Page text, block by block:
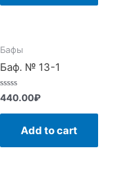
Бафы
Баф. № 13-1
Rated
0
out
440.00₽
Add to cart